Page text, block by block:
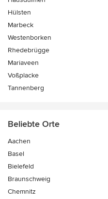
Hülsten
Marbeck
Westenborken
Rhedebrügge
Mariaveen
Voßplacke
Tannenberg
Beliebte Orte
Aachen
Basel
Bielefeld
Braunschweig
Chemnitz